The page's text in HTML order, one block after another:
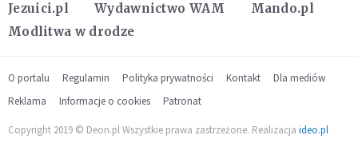
Jezuici.pl Wydawnictwo WAM
Mando.pl
Modlitwa w drodze
O portalu Regulamin Polityka prywatności Kontakt
Dla mediów
Reklama
Informacje o cookies Patronat
Copyright 2019 © Deon.pl Wszystkie prawa zastrzeżone. Realizacja ideo.pl